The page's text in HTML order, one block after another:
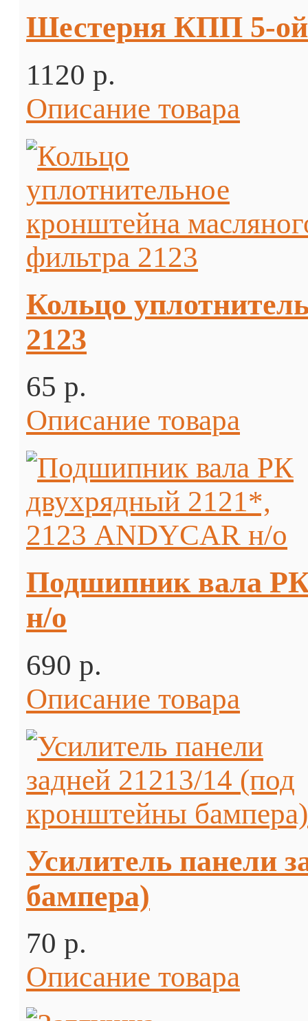
Шестерня КПП 5-ой
1120 p.
Описание товара
Кольцо
2123
65 p.
Описание товара
Подшипник вала
н/о
690 p.
Описание товара
Усилитель панели
бампера)
70 p.
Описание товара